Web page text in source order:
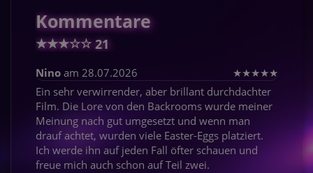
Kommentare
★★★☆☆ 21
Nino am 28.07.2026 ★★★★★
Ein sehr verwirrender, aber brillant durchdachter
Film. Die Lore von den Backrooms wurde meiner
Meinung nach gut umgesetzt und wenn man
drauf achtet, wurden viele Easter-Eggs platziert.
Ich werde ihn auf jeden Fall öfter schauen und
freue mich auch schon auf Teil zwei.